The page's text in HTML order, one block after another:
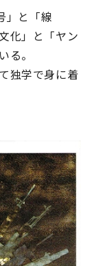
」と「線
化」と「ヤン
る。
独学で身に着